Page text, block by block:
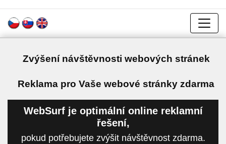
Zvýšení návštěvnosti webových stránek
Reklama pro Vaše webové stránky zdarma
WebSurf je optimální online reklamní
řešení,
pokud potřebujete zvýšit návštěvnost zdarma.